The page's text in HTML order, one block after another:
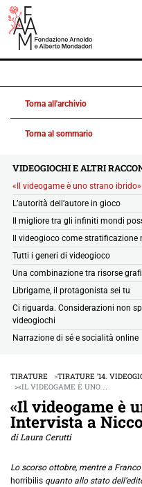
Torna all'archivio
Torna al sommario
VIDEOGIOCHI E ALTRI
«Il videogame è uno strano
L’autorità dell’autore in gioco
Il migliore tra gli infiniti mondi
Il videogioco come stratificazione
Tutti i generi di videogioco
Una combinazione tra risorse
Librigame, il protagonista sei tu
Ci riguarda. Considerazioni non
videogiochi
Narrazione di sé e socialità online
TIRATURE TIRATURE ’14.
«IL VIDEOGAME È UNO …
«Il videogame è
Intervista a
di Laura Cerutti
Lo scorso ottobre, mentre a
horribilis quanto allo stato